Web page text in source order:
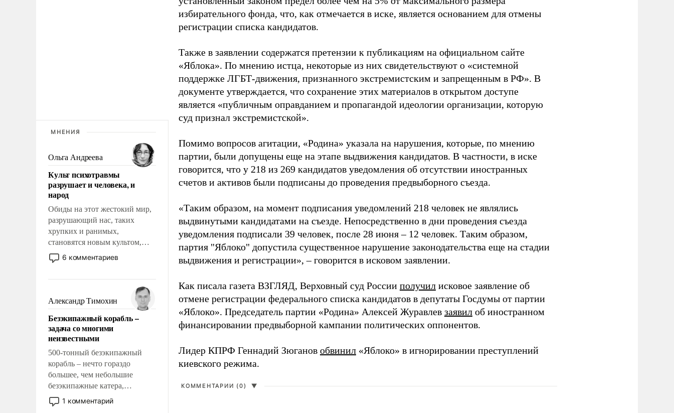
МНЕНИЯ
Ольга Андреева
Культ психотравмы
разрушает и человека, и
народ
Обиды на этот жестокий мир,
разрушающий нас, таких
хрупких и ранимых,
становятся новым культом,
постепенно вытесняя и
отменяя традиционное
мужественным и твердым под
ударами судьбы, брать на себя
ответственность, помогать
слабым, идти вперед и
адаптироваться.
6 комментариев
Александр Тимохин
Безэкипажный корабль –
задача со многими
неизвестными
500-тонный безэкипажный
корабль – нечто гораздо
большее, чем небольшие
безэкипажные катера,
применение которых уже
стало обыденностью. Задача по
1 комментарий
избирательного фонда, что, как отмечается в иске, является основанием для отмены
регистрации списка кандидатов.
Также в заявлении содержатся претензии к публикациям на официальном сайте
«Яблока». По мнению истца, некоторые из них свидетельствуют о «системной
поддержке ЛГБТ-движения, признанного экстремистским и запрещенным в РФ». В
документе утверждается, что сохранение этих материалов в открытом доступе
является «публичным оправданием и пропагандой идеологии организации, которую
суд признал экстремистской».
Помимо вопросов агитации, «Родина» указала на нарушения, которые, по мнению
партии, были допущены еще на этапе выдвижения кандидатов. В частности, в иске
говорится, что у 218 из 269 кандидатов уведомления об отсутствии иностранных
счетов и активов были подписаны до проведения предвыборного съезда.
«Таким образом, на момент подписания уведомлений 218 человек не являлись
выдвинутыми кандидатами на съезде. Непосредственно в дни проведения съезда
уведомления подписали 39 человек, после 28 июня – 12 человек. Таким образом,
партия "Яблоко" допустила существенное нарушение законодательства еще на стадии
выдвижения и регистрации», – говорится в исковом заявлении.
Как писала газета ВЗГЛЯД, Верховный суд России получил исковое заявление об
отмене регистрации федерального списка кандидатов в депутаты Госдумы от партии
«Яблоко». Председатель партии «Родина» Алексей Журавлев заявил об иностранном
финансировании предвыборной кампании политических оппонентов.
Лидер КПРФ Геннадий Зюганов обвинил «Яблоко» в игнорировании преступлений
киевского режима.
КОММЕНТАРИИ (0) ▼